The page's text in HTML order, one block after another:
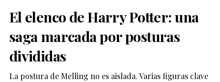
El elenco de Harry Potter: una
saga marcada por posturas
divididas
La postura de Melling no es aislada. Varias figuras clave